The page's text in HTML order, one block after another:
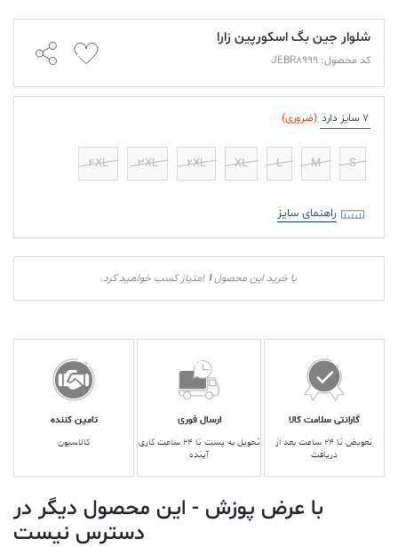
شلوار جین بگ اسکورپین زارا
کد محصول: JEBR8999
7 سایز دارد (ضروری)
S
M
L
XL
2XL
3XL
4XL
راهنمای سایز
با خرید این محصول1 امتیاز کسب خواهید کرد.
گارانتی سلامت کالا
تعویض تا ۲۴ ساعت بعد از
دریافت
ارسال فوری
تحویل به پست تا ۲۴ ساعت کاری
آینده
تامین کننده
کالاسیون
با عرض پوزش - این محصول دیگر در
دسترس نیست